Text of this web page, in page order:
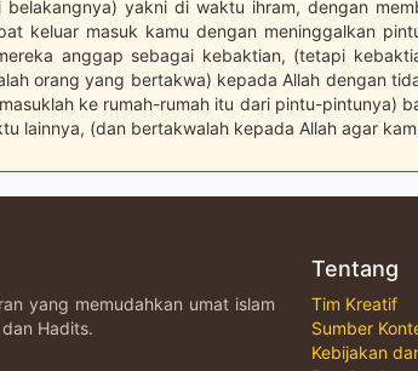
belakangnya) yakni di waktu ihram, dengan
keluar masuk kamu dengan meninggalkan
anggap sebagai kebaktian, (tetapi
orang yang bertakwa) kepada Allah dengan
ke rumah-rumah itu dari pintu-pintunya)
lainnya, (dan bertakwalah kepada Allah agar
yang memudahkan umat islam
Hadits.
Tentang
Tim Kreatif
Sumber
Kebijakan